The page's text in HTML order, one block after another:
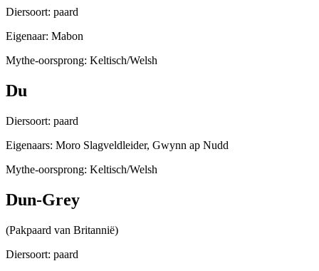
Diersoort: paard
Eigenaar: Mabon
Mythe-oorsprong: Keltisch/Welsh
Du
Diersoort: paard
Eigenaars: Moro Slagveldleider, Gwynn ap Nudd
Mythe-oorsprong: Keltisch/Welsh
Dun-Grey
(Pakpaard van Britannië)
Diersoort: paard